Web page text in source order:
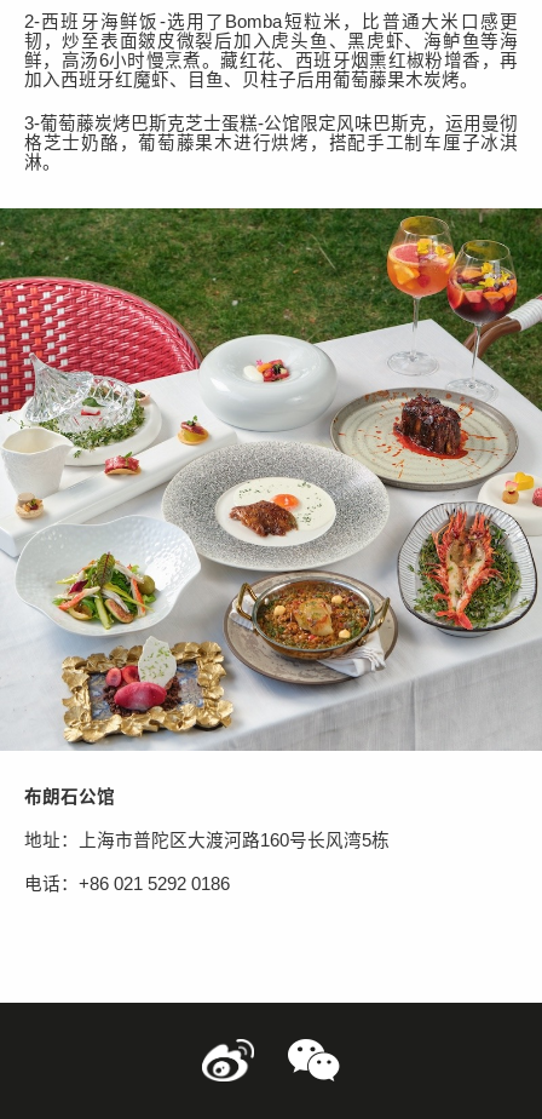
2-西班牙海鲜饭-选用了Bomba短粒米，比普通大米口感更
韧，炒至表面皴皮微裂后加入虎头鱼、黑虎虾、海鲈鱼等海
鲜，高汤6小时慢烹煮。藏红花、西班牙烟熏红椒粉增香，再
加入西班牙红魔虾、目鱼、贝柱子后用葡萄藤果木炭烤。
3-葡萄藤炭烤巴斯克芝士蛋糕-公馆限定风味巴斯克，运用曼彻
格芝士奶酪，葡萄藤果木进行烘烤，搭配手工制车厘子冰淇
淋。
布朗石公馆
地址：上海市普陀区大渡河路160号长风湾5栋
电话： +86 021 5292 0186